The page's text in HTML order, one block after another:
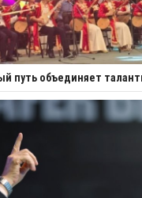
путь объединяет